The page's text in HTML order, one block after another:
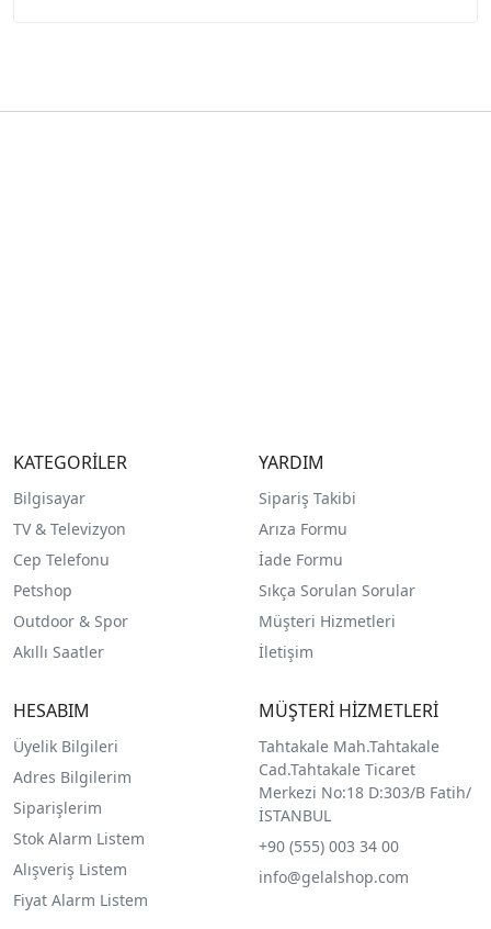
KATEGORİLER
Bilgisayar
TV & Televizyon
Cep Telefonu
Petshop
Outdoor & Spor
Akıllı Saatler
YARDIM
Sipariş Takibi
Arıza Formu
İade Formu
Sıkça Sorulan Sorular
Müşteri Hizmetleri
İletişim
HESABIM
Üyelik Bilgileri
Adres Bilgilerim
Siparişlerim
Stok Alarm Listem
Alışveriş Listem
Fiyat Alarm Listem
MÜŞTERİ HİZMETLERİ
Tahtakale Mah.Tahtakale
Cad.Tahtakale Ticaret
Merkezi No:18 D:303/B Fatih/
İSTANBUL
+90 (555) 003 34 00
info@gelalshop.com